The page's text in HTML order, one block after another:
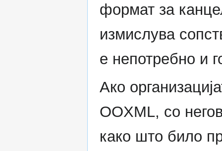
формат за
измислува
е непотребно и
Ако
OOXML, со
како што било